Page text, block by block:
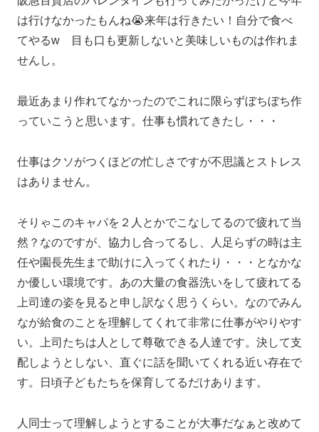
は行けなかったもんね😭来年は行きたい！自分で食べ
てやるw 目も口も更新しないと美味しいものは作れま
せんし。
最近あまり作れてなかったのでこれに限らずぼちぼち作
っていこうと思います。仕事も慣れてきたし・・・
仕事はクソがつくほどの忙しさですが不思議とストレス
はありません。
そりゃこのキャパを２人とかでこなしてるので疲れて当
然？なのですが、協力し合ってるし、人足らずの時は主
任や園長先生まで助けに入ってくれたり・・・となかな
か優しい環境です。あの大量の食器洗いをして疲れてる
上司達の姿を見ると申し訳なく思うくらい。なのでみん
なが給食のことを理解してくれて非常に仕事がやりやす
い。上司たちは人として尊敬できる人達です。決して支
配しようとしない、直ぐに話を聞いてくれる近い存在で
す。日頃子どもたちを保育してるだけあります。
人同士って理解しようとすることが大事だなぁと改めて